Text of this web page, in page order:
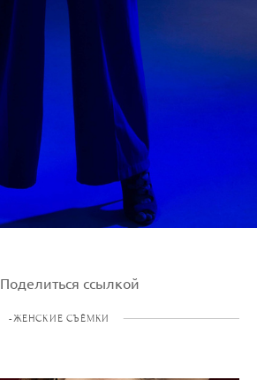
Поделиться ссылкой
-ЖЕНСКИЕ СЪЁМКИ